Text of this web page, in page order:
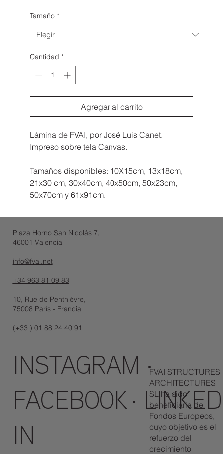
Tamaño *
Cantidad *
Agregar al carrito
Lámina de FVAI, por José Luis Canet.
Impreso sobre tela Canvas.
Tamaños disponibles: 10X15cm, 13x18cm,
21x30 cm, 30x40cm, 40x50cm, 50x23cm,
50x70cm y 61x91cm.
Plaza Horno San Nicolás 7,
46001 Valencia
info@fvai.net
+34 963 81 09 83
10, Rue de Penthièvre,
75008 París - Francia
(+33 ) 01 88 24 40 91
INSTAGRAM ·
FACEBOOK · LINKED
IN
FVAI STRUCTURES
ARCHITECTURES
SL ha sido
beneficiaria de
Fondos Europeos,
cuyo objetivo es el
refuerzo del
crecimiento